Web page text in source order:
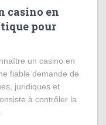
casino en
pour
un casino en
fiable demande de
juridiques et
à contrôler la